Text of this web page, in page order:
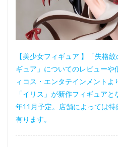
【美少女フィギュア 】「失格
ギュア」についてのレビュー
ィコス・エンタテインメント
「イリス」が新作フィギュア
年11月予定。店舗によっては
有ります。